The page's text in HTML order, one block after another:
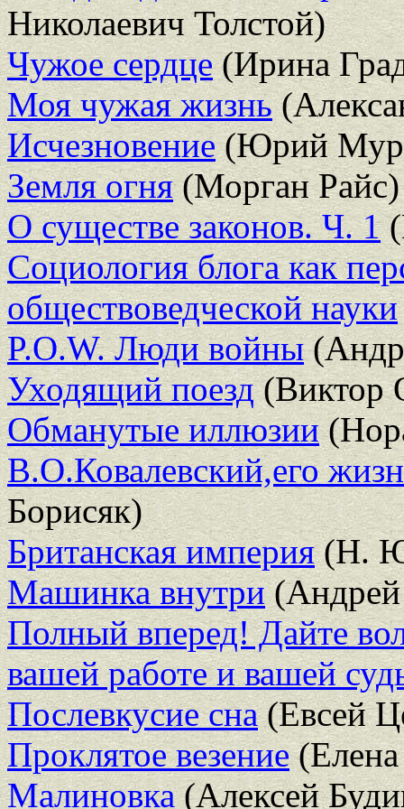
Николаевич Толстой)
Чужое сердце(Ирина
Моя чужая жизнь
Исчезновение(Юрий
Земля огня(Морган Райс)
О существе законов. Ч. 1
Социология блога как
обществоведческой науки
P.O.W. Люди войны
Уходящий поезд(Виктор
Обманутые иллюзии
В.О.Ковалевский,его
Борисяк)
Британская империя(Н.
Машинка внутри
Полный вперед! Дайте
вашей работе и вашей
Послевкусие сна(Евсей
Проклятое везение(Елена
Малиновка(Алексей